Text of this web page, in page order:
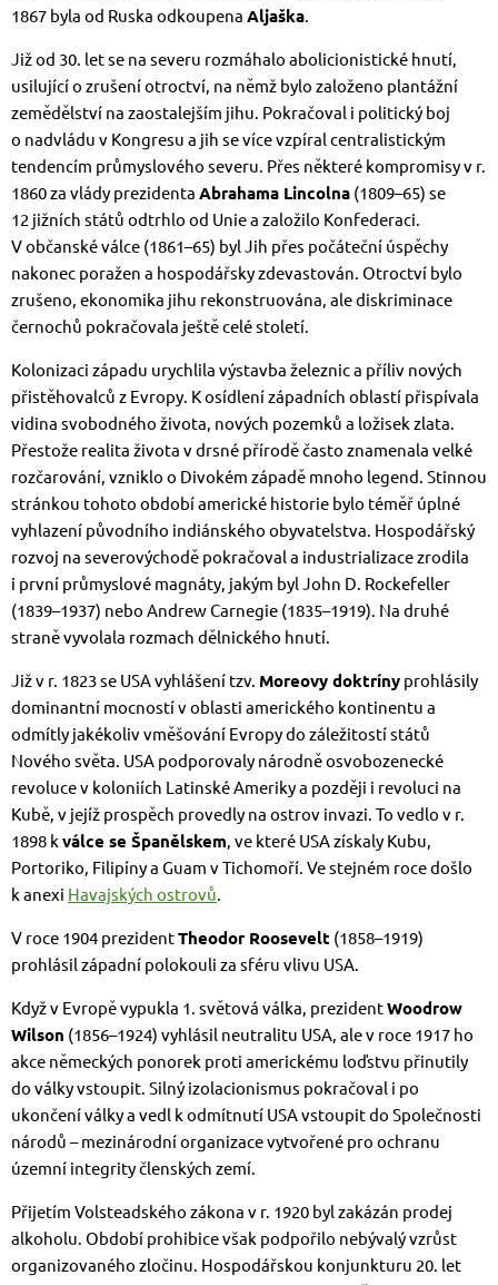
1867 byla od Ruska odkoupena Aljaška.
Již od 30. let se na severu rozmáhalo abolicionistické hnutí,
usilující o zrušení otroctví, na němž bylo založeno plantážní
zemědělství na zaostalejším jihu. Pokračoval i politický boj
o nadvládu v Kongresu a jih se více vzpíral centralistickým
tendencím průmyslového severu. Přes některé kompromisy v r.
1860 za vlády prezidenta Abrahama Lincolna (1809–65) se
12 jižních států odtrhlo od Unie a založilo Konfederaci.
V občanské válce (1861–65) byl Jih přes počáteční úspěchy
nakonec poražen a hospodářsky zdevastován. Otroctví bylo
zrušeno, ekonomika jihu rekonstruována, ale diskriminace
černochů pokračovala ještě celé století.
Kolonizaci západu urychlila výstavba železnic a příliv nových
přistěhovalců z Evropy. K osídlení západních oblastí přispívala
vidina svobodného života, nových pozemků a ložisek zlata.
Přestože realita života v drsné přírodě často znamenala velké
rozčarování, vzniklo o Divokém západě mnoho legend. Stinnou
stránkou tohoto období americké historie bylo téměř úplné
vyhlazení původního indiánského obyvatelstva. Hospodářský
rozvoj na severovýchodě pokračoval a industrializace zrodila
i první průmyslové magnáty, jakým byl John D. Rockefeller
(1839–1937) nebo Andrew Carnegie (1835–1919). Na druhé
straně vyvolala rozmach dělnického hnutí.
Již v r. 1823 se USA vyhlášení tzv. Moreovy doktríny prohlásily
dominantní mocností v oblasti amerického kontinentu a
odmítly jakékoliv vměšování Evropy do záležitostí států
Nového světa. USA podporovaly národně osvobozenecké
revoluce v koloniích Latinské Ameriky a později i revoluci na
Kubě, v jejíž prospěch provedly na ostrov invazi. To vedlo v r.
1898 k válce se Španělskem, ve které USA získaly Kubu,
Portoriko, Filipíny a Guam v Tichomoří. Ve stejném roce došlo
k anexi Havajských ostrovů.
V roce 1904 prezidentTheodor Roosevelt (1858–1919)
prohlásil západní polokouli za sféru vlivu USA.
Když v Evropě vypukla 1. světová válka, prezidentWoodrow
Wilson (1856–1924) vyhlásil neutralitu USA, ale v roce 1917 ho
akce německých ponorek proti americkému loďstvu přinutily
do války vstoupit. Silný izolacionismus pokračoval i po
ukončení války a vedl k odmítnutí USA vstoupit do Společnosti
národů – mezinárodní organizace vytvořené pro ochranu
územní integrity členských zemí.
Přijetím Volsteadského zákona v r. 1920 byl zakázán prodej
alkoholu. Období prohibice však podpořilo nebývalý vzrůst
organizovaného zločinu. Hospodářskou konjunkturu 20. let